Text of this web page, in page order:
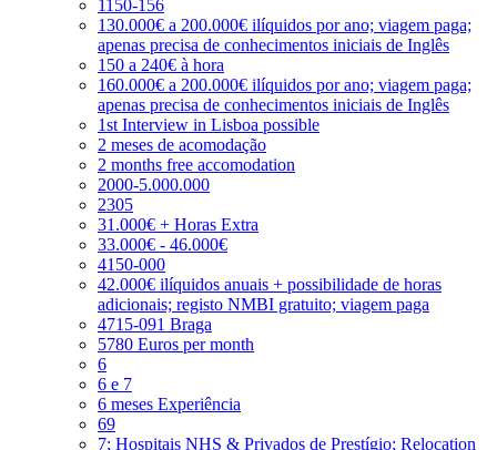
1150-156
130.000€ a 200.000€ ilíquidos por ano; viagem paga;
apenas precisa de conhecimentos iniciais de Inglês
150 a 240€ à hora
160.000€ a 200.000€ ilíquidos por ano; viagem paga;
apenas precisa de conhecimentos iniciais de Inglês
1st Interview in Lisboa possible
2 meses de acomodação
2 months free accomodation
2000-5.000.000
2305
31.000€ + Horas Extra
33.000€ - 46.000€
4150-000
42.000€ ilíquidos anuais + possibilidade de horas
adicionais; registo NMBI gratuito; viagem paga
4715-091 Braga
5780 Euros per month
6
6 e 7
6 meses Experiência
69
7; Hospitais NHS & Privados de Prestígio; Relocation